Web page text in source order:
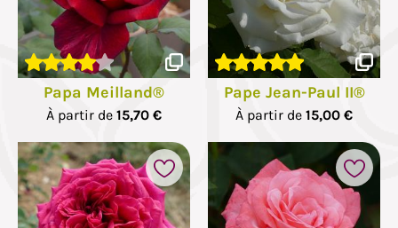
Papa Meilland®
À partir de 15,70 €
Pape Jean-Paul II®
À partir de 15,00 €